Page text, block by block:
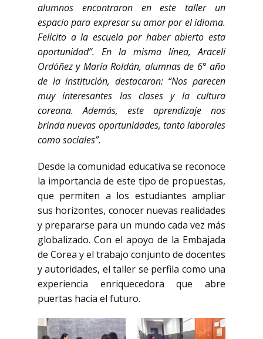
alumnos encontraron en este taller un
espacio para expresar su amor por el idioma.
Felicito a la escuela por haber abierto esta
oportunidad”. En la misma línea, Araceli
Ordóñez y María Roldán, alumnas de 6° año
de la institución, destacaron: “Nos parecen
muy interesantes las clases y la cultura
coreana. Además, este aprendizaje nos
brinda nuevas oportunidades, tanto laborales
como sociales”.
Desde la comunidad educativa se reconoce
la importancia de este tipo de propuestas,
que permiten a los estudiantes ampliar
sus horizontes, conocer nuevas realidades
y prepararse para un mundo cada vez más
globalizado. Con el apoyo de la Embajada
de Corea y el trabajo conjunto de docentes
y autoridades, el taller se perfila como una
experiencia enriquecedora que abre
puertas hacia el futuro.